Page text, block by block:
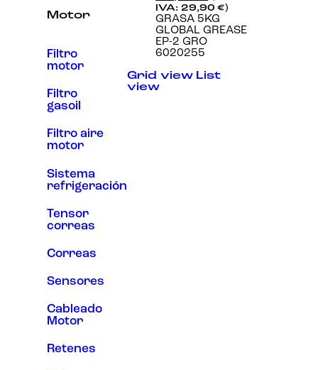
Motor
Filtro
motor
Filtro
gasoil
Filtro aire
motor
Sistema
refrigeración
Tensor
correas
Correas
Sensores
Cableado
Motor
Retenes
IVA:29,90€)
GRASA 5KG
GLOBAL GREASE
EP-2 GRO
6020255
Grid view List
view
Experiencia
Para que
nuestra web
mejor posible
durante tu
visita. Si
rechaza estas
cookies,
algunas
desaparecerán
de la web.
Marketing
intereses y
mientras visitas
nuestro sitio,
posibilidad de
ver contenido y
personalizados.